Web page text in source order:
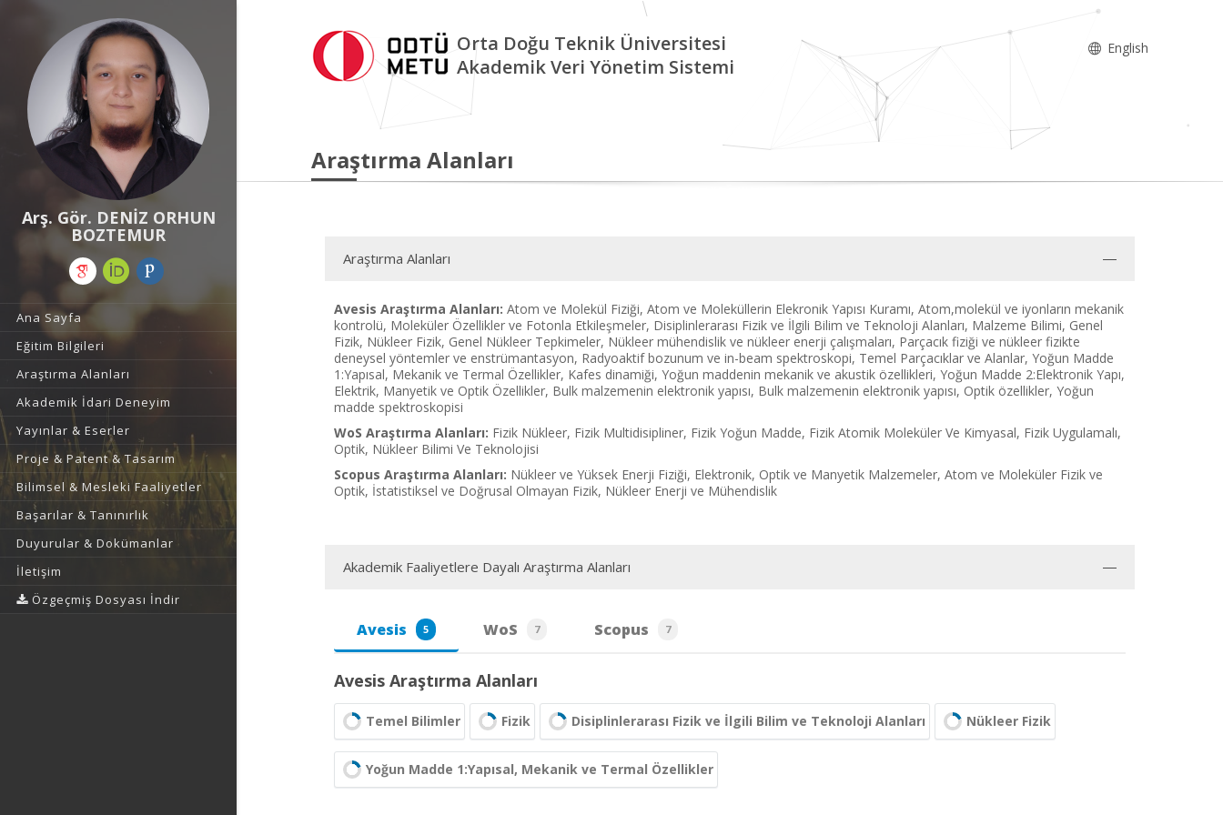
Arş. Gör. DENİZ ORHUN
BOZTEMUR
Ana Sayfa
Eğitim Bilgileri
Araştırma Alanları
Akademik İdari Deneyim
Yayınlar & Eserler
Proje & Patent & Tasarım
Bilimsel & Mesleki Faaliyetler
Başarılar & Tanınırlık
Duyurular & Dokümanlar
İletişim
Özgeçmiş Dosyası İndir
Orta Doğu Teknik Üniversitesi
Akademik Veri Yönetim Sistemi
English
Araştırma Alanları
Araştırma Alanları
Avesis Araştırma Alanları: Atom ve Molekül Fiziği, Atom ve Moleküllerin Elekronik Yapısı Kuramı, Atom,molekül ve iyonların mekanik
kontrolü, Moleküler Özellikler ve Fotonla Etkileşmeler, Disiplinlerarası Fizik ve İlgili Bilim ve Teknoloji Alanları, Malzeme Bilimi, Genel
Fizik, Nükleer Fizik, Genel Nükleer Tepkimeler, Nükleer mühendislik ve nükleer enerji çalışmaları, Parçacık fiziği ve nükleer fizikte
deneysel yöntemler ve enstrümantasyon, Radyoaktif bozunum ve in-beam spektroskopi, Temel Parçacıklar ve Alanlar, Yoğun Madde
1:Yapısal, Mekanik ve Termal Özellikler, Kafes dinamiği, Yoğun maddenin mekanik ve akustik özellikleri, Yoğun Madde 2:Elektronik Yapı,
Elektrik, Manyetik ve Optik Özellikler, Bulk malzemenin elektronik yapısı, Bulk malzemenin elektronik yapısı, Optik özellikler, Yoğun
madde spektroskopisi
WoS Araştırma Alanları: Fizik Nükleer, Fizik Multidisipliner, Fizik Yoğun Madde, Fizik Atomik Moleküler Ve Kimyasal, Fizik Uygulamalı,
Optik, Nükleer Bilimi Ve Teknolojisi
Scopus Araştırma Alanları: Nükleer ve Yüksek Enerji Fiziği, Elektronik, Optik ve Manyetik Malzemeler, Atom ve Moleküler Fizik ve
Optik, İstatistiksel ve Doğrusal Olmayan Fizik, Nükleer Enerji ve Mühendislik
Akademik Faaliyetlere Dayalı Araştırma Alanları
Avesis 5 WoS 7 Scopus 7
Avesis Araştırma Alanları
Temel Bilimler Fizik Disiplinlerarası Fizik ve İlgili Bilim ve Teknoloji Alanları Nükleer Fizik
Yoğun Madde 1:Yapısal, Mekanik ve Termal Özellikler